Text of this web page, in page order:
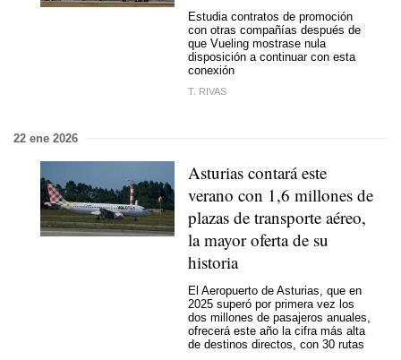
Estudia contratos de promoción
con otras compañías después de
que Vueling mostrase nula
disposición a continuar con esta
conexión
T. RIVAS
22 ene 2026
Asturias contará este
verano con 1,6 millones de
plazas de transporte aéreo,
la mayor oferta de su
historia
El Aeropuerto de Asturias, que en
2025 superó por primera vez los
dos millones de pasajeros anuales,
ofrecerá este año la cifra más alta
de destinos directos, con 30 rutas